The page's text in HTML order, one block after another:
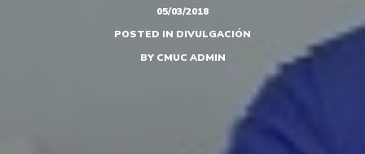
05/03/2018
POSTED INDIVULGACIÓN
BYCMUC ADMIN